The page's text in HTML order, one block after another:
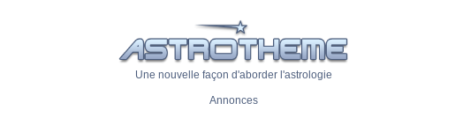
Une nouvelle façon d'aborder l'astrologie
Annonces